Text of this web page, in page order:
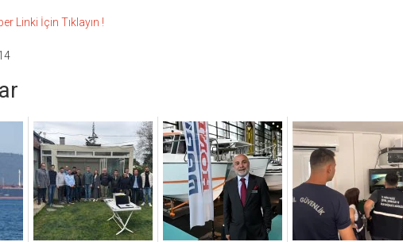
Linki İçin Tıklayın !